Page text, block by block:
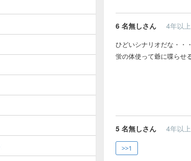
6 名無しさん 4年以
ひどいシナリオだな・・・
蛍の体使って爺に喋らせ
5 名無しさん 4年以
>>1